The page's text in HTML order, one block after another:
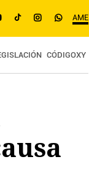
AME
CÓDIGOXY